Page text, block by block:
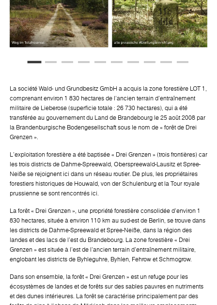
La société Wald- und Grundbesitz GmbH a acquis la zone forestière LOT 1,
comprenant environ 1 830 hectares de l'ancien terrain d'entraînement
militaire de Lieberose (superficie totale : 26 730 hectares), qui a été
transférée au gouvernement du Land de Brandebourg le 25 août 2008 par
la Brandenburgische Bodengesellschaft sous le nom de « forêt de Drei
Grenzen ».
L'exploitation forestière a été baptisée « Drei Grenzen » (trois frontières) car
les trois districts de Dahme-Spreewald, Oberspreewald-Lausitz et Spree-
Neiße se rejoignent ici dans un réseau routier. De plus, les propriétaires
forestiers historiques de Houwald, von der Schulenburg et la Tour royale
prussienne se sont rencontrés ici.
La forêt « Drei Grenzen », une propriété forestière consolidée d'environ 1
830 hectares, située à environ 110 km au sud-est de Berlin, se trouve dans
les districts de Dahme-Spreewald et Spree-Neiße, dans la région des
landes et des lacs de l'est du Brandebourg. La zone forestière « Drei
Grenzen » est située à l'est de l'ancien terrain d'entraînement militaire,
englobant les districts de Byhleguhre, Byhlen, Fehrow et Schmogrow.
Dans son ensemble, la forêt « Drei Grenzen » est un refuge pour les
écosystèmes de landes et de forêts sur des sables pauvres en nutriments
et des dunes intérieures. La forêt se caractérise principalement par des